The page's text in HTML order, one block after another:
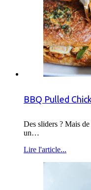
BBQ Pulled
Des sliders ? Mais
un…
Lire l'article...